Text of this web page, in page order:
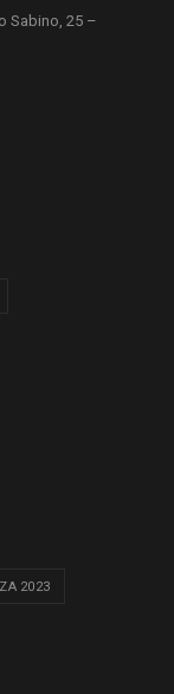
Sabino, 25 –
2023